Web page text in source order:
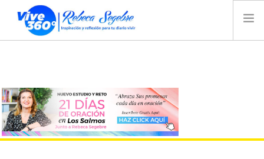
VIDEO
AUDIO
TIENDA